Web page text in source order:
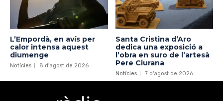
L’Empordà, en avís per
calor intensa aquest
diumenge
Notícies 8 d'agost de 2026
Santa Cristina d’Aro
dedica una exposició a
l’obra en suro de l’artesà
Pere Ciurana
Notícies 7 d'agost de 2026